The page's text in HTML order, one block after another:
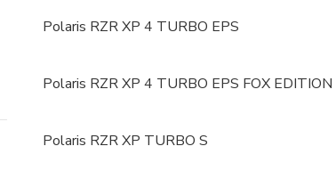
Polaris RZR XP 4 TURBO EPS
Polaris RZR XP 4 TURBO EPS FOX EDITION
Polaris RZR XP TURBO S